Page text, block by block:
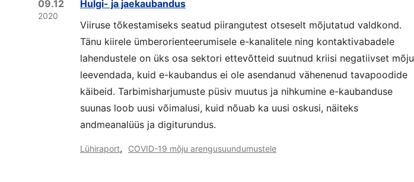
09.12
2020
Hulgi- ja jaekaubandus
Viiruse tõkestamiseks seatud piirangutest otseselt mõjutatud valdkond.
Tänu kiirele ümberorienteerumisele e-kanalitele ning kontaktivabadele
lahendustele on üks osa sektori ettevõtteid suutnud kriisi negatiivset mõju
leevendada, kuid e-kaubandus ei ole asendanud vähenenud tavapoodide
käibeid. Tarbimisharjumuste püsiv muutus ja nihkumine e-kaubanduse
suunas loob uusi võimalusi, kuid nõuab ka uusi oskusi, näiteks
andmeanalüüs ja digiturundus.
Lühiraport, COVID-19 mõju arengusuundumustele